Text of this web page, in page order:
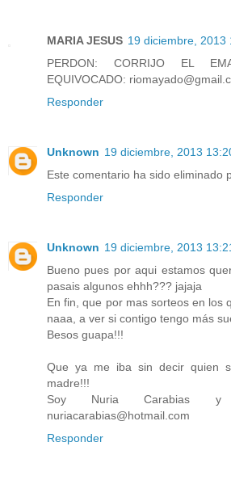
MARIA JESUS 19 diciembre, 2013
PERDON: CORRIJO EL
EQUIVOCADO:
Responder
Unknown 19 diciembre, 2013
Este comentario ha sido eliminado
Responder
Unknown 19 diciembre, 2013
Bueno pues por aqui estamos
pasais algunos ehhh??? jajaja
En fin, que por mas sorteos en los
naaa, a ver si contigo tengo más
Besos guapa!!!
Que ya me iba sin decir quien
madre!!!
Soy Nuria Carabias
nuriacarabias@hotmail.com
Responder